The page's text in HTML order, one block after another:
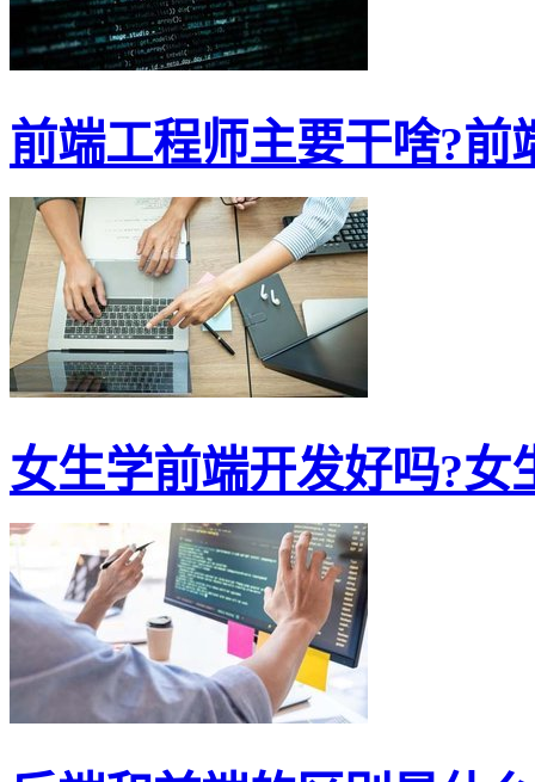
前端工程师主要干啥?前
女生学前端开发好吗?女